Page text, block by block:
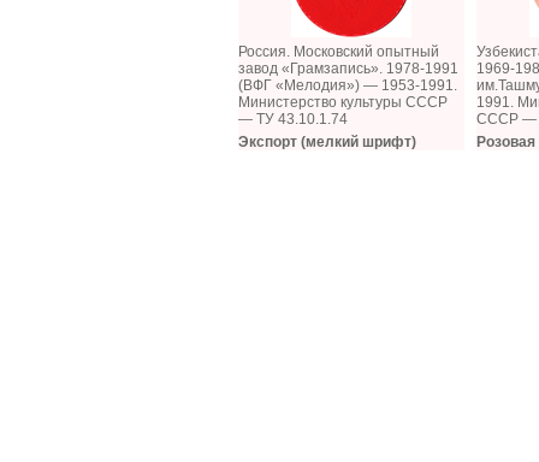
Россия. Московский опытный
завод «Грамзапись». 1978-1991
(ВФГ «Мелодия») — 1953-1991.
Министерство культуры СССР
— ТУ 43.10.1.74
Экспорт (мелкий шрифт)
1969-
1991.
СССР —
Розовая